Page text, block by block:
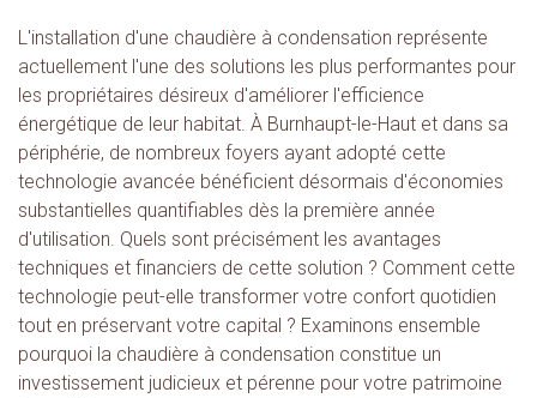
L'installation d'une chaudière à condensation représente
actuellement l'une des solutions les plus performantes pour
les propriétaires désireux d'améliorer l'efficience
énergétique de leur habitat. À Burnhaupt-le-Haut et dans sa
périphérie, de nombreux foyers ayant adopté cette
technologie avancée bénéficient désormais d'économies
substantielles quantifiables dès la première année
d'utilisation. Quels sont précisément les avantages
techniques et financiers de cette solution ? Comment cette
technologie peut-elle transformer votre confort quotidien
tout en préservant votre capital ? Examinons ensemble
pourquoi la chaudière à condensation constitue un
investissement judicieux et pérenne pour votre patrimoine